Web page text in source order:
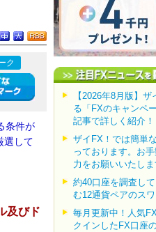
ク
条件が
選して
及びド
【2026年8月版】
る「FXのキャンペ
記事で詳しく紹介！
ザイFX！では簡単
っております。お
力をお願いいたしま
約40口座を調査し
む12通貨ペアのス
毎月更新中！人気
クインしたFX口座